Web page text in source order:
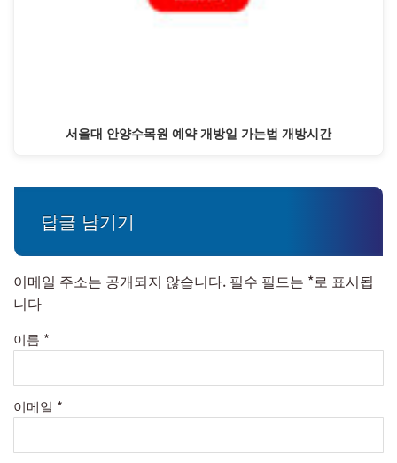
서울대 안양수목원 예약 개방일 가는법 개방시간
답글 남기기
이메일 주소는 공개되지 않습니다. 필수 필드는 *로 표시됩
니다
이름 *
이메일 *